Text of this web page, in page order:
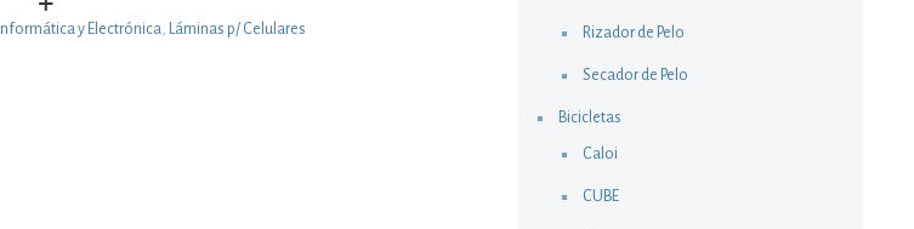
Informática y Electrónica, Láminas p/ Celulares Rizador de Pelo
Secador de Pelo
Bicicletas
Caloi
CUBE